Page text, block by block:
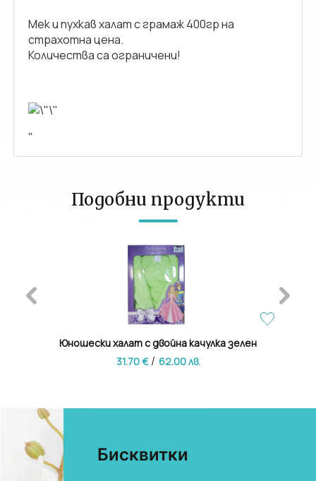
Бисквитки
Мек и пухкав халат с грамаж 400гр на
страхотна цена.
Количества са ограничени!
"
Подобни продукти
Юношески халат с двойна качулка зелен
31.70 € / 62.00 лв.